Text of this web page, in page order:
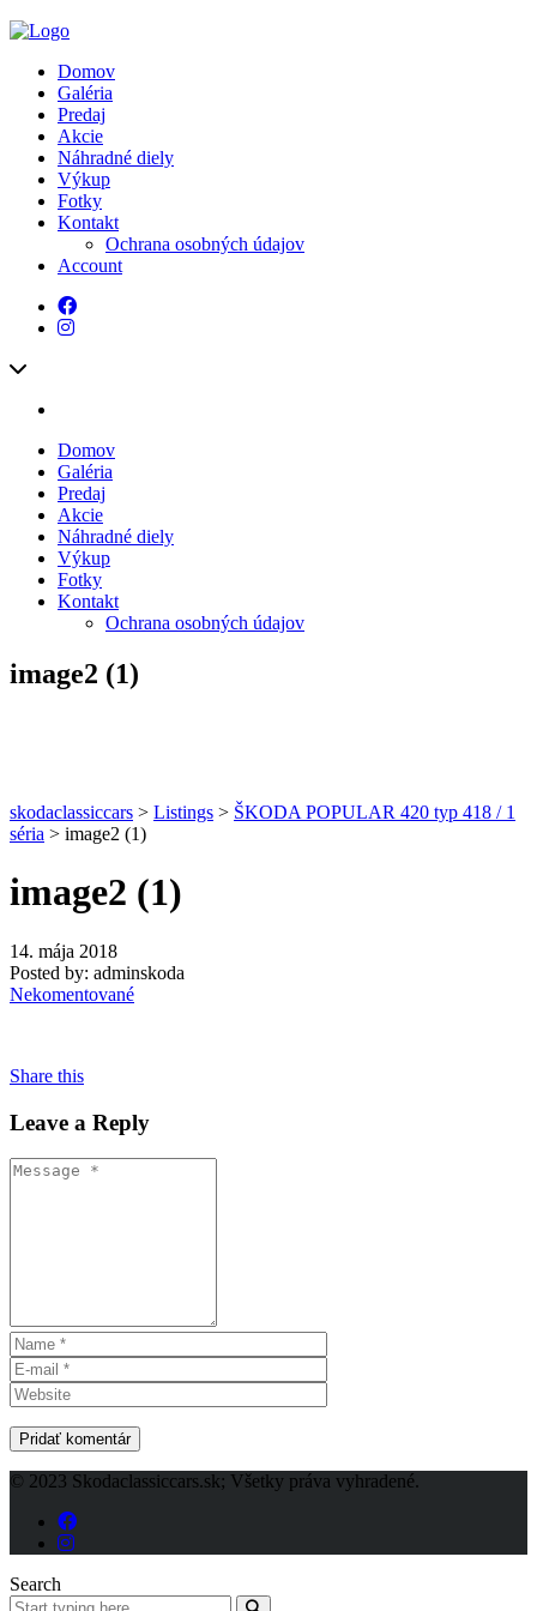
Domov
Galéria
Predaj
Akcie
Náhradné diely
Výkup
Fotky
Kontakt
Ochrana osobných údajov
Account
Domov
Galéria
Predaj
Akcie
Náhradné diely
Výkup
Fotky
Kontakt
Ochrana osobných údajov
image2 (1)
skodaclassiccars > Listings > ŠKODA POPULAR 420 typ 418 / 1
séria > image2 (1)
image2 (1)
14. mája 2018
Posted by: adminskoda
Nekomentované
Share this
Leave a Reply
© 2023 Skodaclassiccars.sk; Všetky práva vyhradené.
Search